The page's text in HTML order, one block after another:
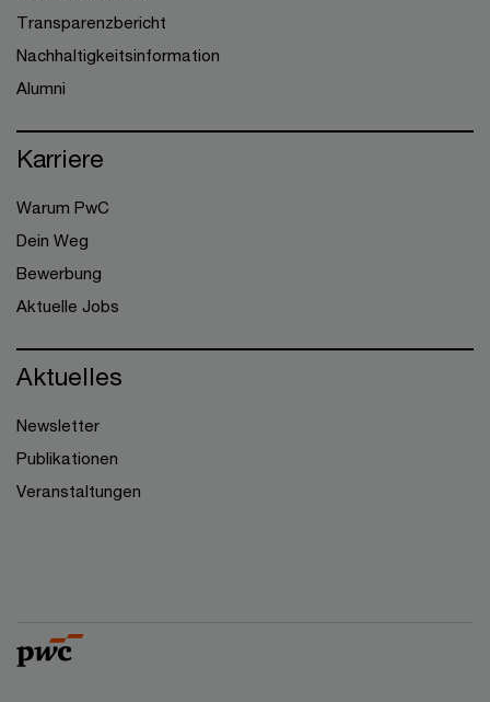
Transparenzbericht
Nachhaltigkeitsinformation
Alumni
Karriere
Warum PwC
Dein Weg
Bewerbung
Aktuelle Jobs
Aktuelles
Newsletter
Publikationen
Veranstaltungen